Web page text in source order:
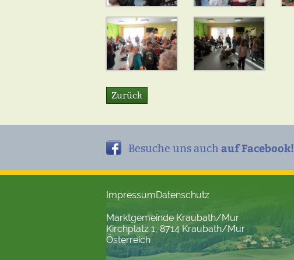
Zurück
Besuche uns auch auf Facebook!
ImpressumDatenschutz
Marktgemeinde Kraubath/Mur
Kirchplatz 1, 8714 Kraubath/Mur
Österreich